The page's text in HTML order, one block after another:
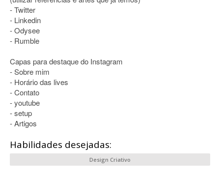
- Twitter
- Linkedin
- Odysee
- Rumble
Capas para destaque do Instagram
- Sobre mim
- Horário das lives
- Contato
- youtube
- setup
- Artigos
Habilidades desejadas:
Design Criativo